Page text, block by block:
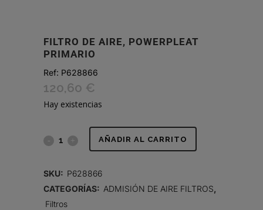
FILTRO DE AIRE, POWERPLEAT
PRIMARIO
Ref: P628866
120,60 €
Hay existencias
FILTRO
POWERPLEAT
AÑADIR AL CARRITO
SKU: P628866
CATEGORÍAS: ADMISIÓN DE AIRE FILTROS
Filtros